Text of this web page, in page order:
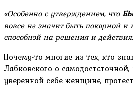
«Особенно с утверждением, что
вовсе не значит быть покорной и
способной на решения и
Почему-то многие из тех, кто
Лабковского о
уверенной себе женщине,